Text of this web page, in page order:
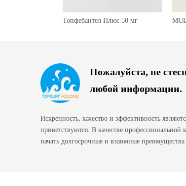
Топфебантел Плюс 50 мг
Пожалуйста, не
любой информации.
Искренность, качество и эффективность
приветствуются. В качестве
начать долгосрочные и взаимные преимущества